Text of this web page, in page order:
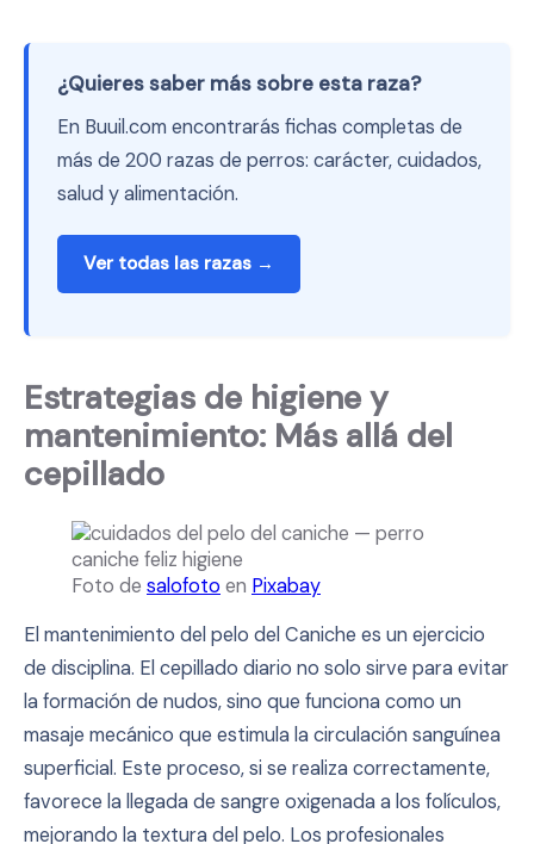
¿Quieres saber más sobre esta raza?
En Buuil.com encontrarás fichas completas de
más de 200 razas de perros: carácter, cuidados,
salud y alimentación.
Ver todas las razas →
Estrategias de higiene y
mantenimiento: Más allá del
cepillado
Foto de salofoto en Pixabay
El mantenimiento del pelo del Caniche es un ejercicio
de disciplina. El cepillado diario no solo sirve para evitar
la formación de nudos, sino que funciona como un
masaje mecánico que estimula la circulación sanguínea
superficial. Este proceso, si se realiza correctamente,
favorece la llegada de sangre oxigenada a los folículos,
mejorando la textura del pelo. Los profesionales